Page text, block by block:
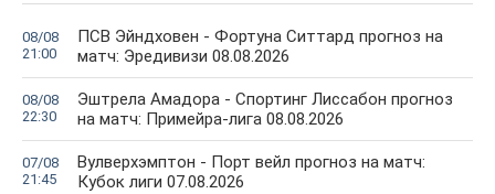
08/08
21:00
ПСВ Эйндховен - Фортуна Ситтард прогноз на
матч: Эредивизи 08.08.2026
08/08
22:30
Эштрела Амадора - Спортинг Лиссабон прогноз
на матч: Примейра-лига 08.08.2026
07/08
21:45
Вулверхэмптон - Порт вейл прогноз на матч:
Кубок лиги 07.08.2026